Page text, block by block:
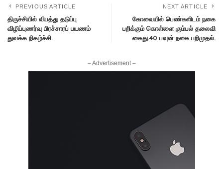
PREVIOUS ARTICLE
திருச்சியில் விபத்து தடுப்பு
விழிப்புணர்வு பிரச்சாரப் பயணம்
துவக்க நிகழ்ச்சி.
NEXT ARTICLE
கோவையில் பெண்களிடம் நகை
பறிக்கும் கொள்ளை கும்பல் தலைவி
கைது.40 பவுன் நகை பறிமுதல்.
– Advertisement –